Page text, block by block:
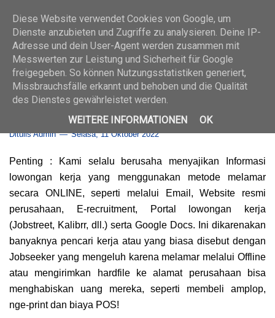
LOKER 2022
Beranda ›BANK ›D3 ›S1 ›Trainee
Customer Service Development
Program (CSDP) Bank Muamalat
Ditulis Admin Selasa, 11 Oktober 2022
Penting : Kami selalu berusaha menyajikan Informasi
lowongan kerja yang menggunakan metode melamar
secara ONLINE, seperti melalui Email, Website resmi
perusahaan, E-recruitment, Portal lowongan kerja
(Jobstreet, Kalibrr, dll.) serta Google Docs. Ini dikarenakan
banyaknya pencari kerja atau yang biasa disebut dengan
Jobseeker yang mengeluh karena melamar melalui Offline
atau mengirimkan hardfile ke alamat perusahaan bisa
menghabiskan uang mereka, seperti membeli amplop,
nge-print dan biaya POS!
Diese Website verwendet Cookies von Google, um
Dienste anzubieten und Zugriffe zu analysieren. Deine IP-
Adresse und dein User-Agent werden zusammen mit
Messwerten zur Leistung und Sicherheit für Google
freigegeben. So können Nutzungsstatistiken generiert,
Missbrauchsfälle erkannt und behoben und die Qualität
des Dienstes gewährleistet werden.
WEITERE INFORMATIONEN
OK